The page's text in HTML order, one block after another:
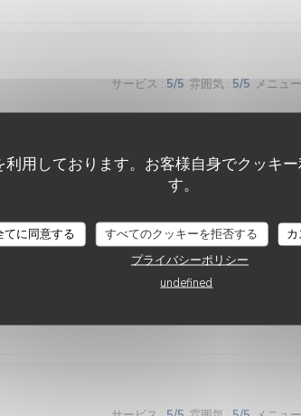
用しております。お客様自身でクッキ
す。
てに同意する すべてのクッキーを拒否する
プライバシーポリシー
undefined
サービス : 5/5 雰囲気 : 5/5 メニュー
Le bel ami, c’est du GRAND art, en toute
サービス:3/5 雰囲気:3/5
le service